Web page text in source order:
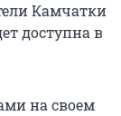
Камчатки
доступна в
на своем